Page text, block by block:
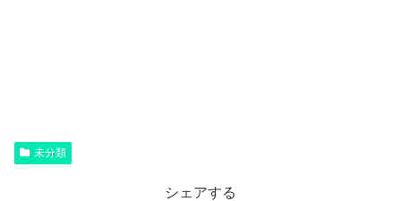
未分類
シェアする